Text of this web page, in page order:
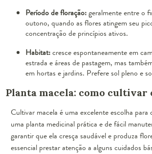
Período de floração:geralmente entre o
outono, quando as flores atingem seu
concentração de princípios ativos.
Habitat:cresce espontaneamente em
estrada e áreas de pastagem, mas
em hortas e jardins. Prefere sol pleno e
Planta macela: como cultivar
Cultivar macela é uma excelente escolha para
uma planta medicinal prática e de fácil
garantir que ela cresça saudável e produza
essencial prestar atenção a alguns cuidados